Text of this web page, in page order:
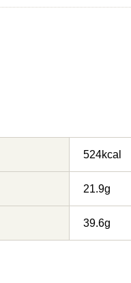
524kcal
21.9g
39.6g